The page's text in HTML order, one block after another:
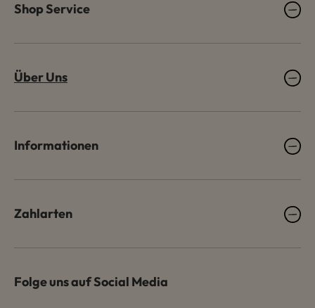
Shop Service
Über Uns
Informationen
Zahlarten
Folge uns auf Social Media